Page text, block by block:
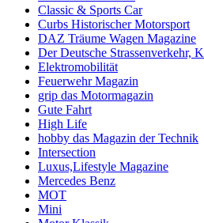
Classic & Sports Car
Curbs Historischer Motorsport
DAZ Träume Wagen Magazine
Der Deutsche Strassenverkehr,
Elektromobilität
Feuerwehr Magazin
grip das Motormagazin
Gute Fahrt
High Life
hobby das Magazin der Technik
Intersection
Luxus,Lifestyle Magazine
Mercedes Benz
MOT
Mini